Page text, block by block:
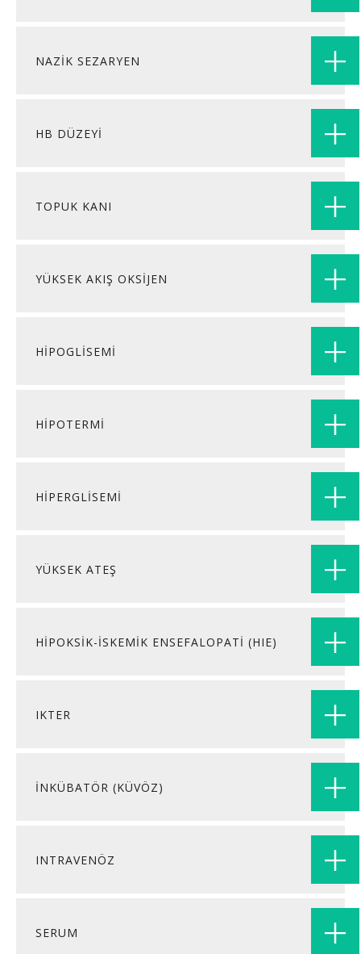
NAZİK SEZARYEN
HB DÜZEYİ
TOPUK KANI
YÜKSEK AKIŞ OKSİJEN
HİPOGLİSEMİ
HİPOTERMİ
HİPERGLİSEMİ
YÜKSEK ATEŞ
HİPOKSİK-İSKEMİK ENSEFALOPATİ (HIE)
IKTER
İNKÜBATÖR (KÜVÖZ)
INTRAVENÖZ
SERUM